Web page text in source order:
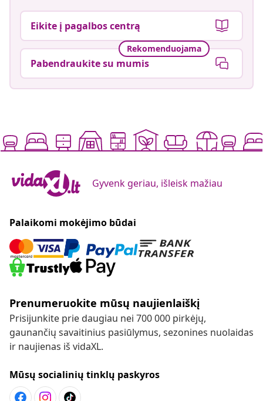
Eikite į pagalbos centrą
Rekomenduojama
Pabendraukite su mumis
Gyvenk geriau, išleisk mažiau
Palaikomi mokėjimo būdai
Prenumeruokite mūsų naujienlaiškį
Prisijunkite prie daugiau nei 700 000 pirkėjų,
gaunančių savaitinius pasiūlymus, sezonines nuolaidas
ir naujienas iš vidaXL.
Mūsų socialinių tinklų paskyros